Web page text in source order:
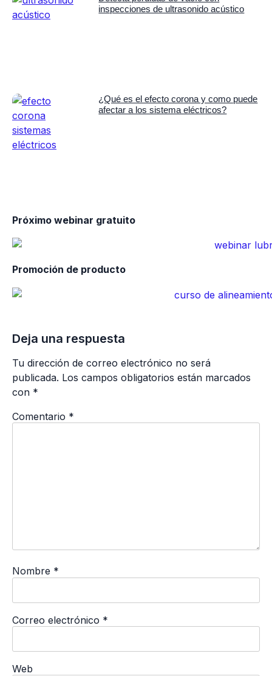
inspecciones de ultrasonido acústico
¿Qué es el efecto corona y como puede
afectar a los sistema eléctricos?
Próximo webinar gratuito
Promoción de producto
Deja una respuesta
Tu dirección de correo electrónico no será
publicada. Los campos obligatorios están marcados
con *
Comentario *
Nombre *
Correo electrónico *
Web